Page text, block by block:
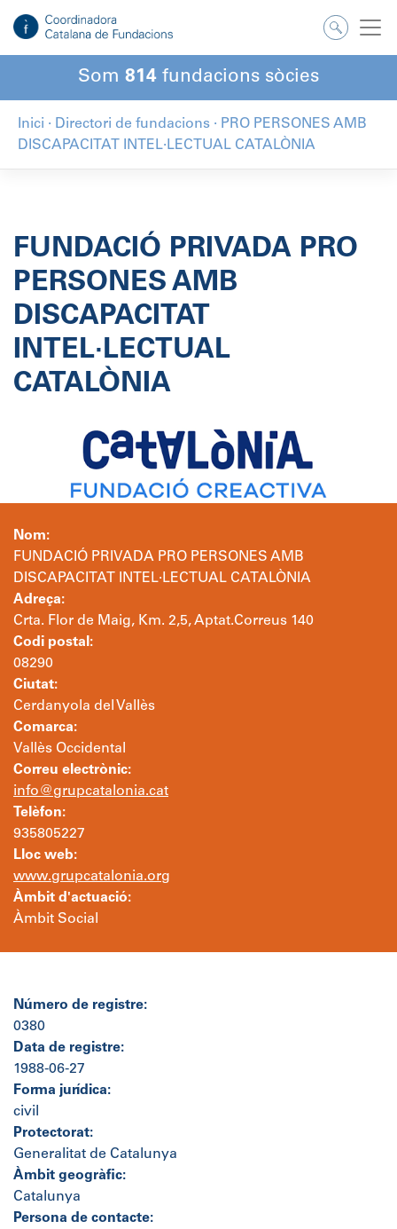
contingut
Som 814 fundacions sòcies
Inici · Directori de fundacions · PRO PERSONES AMB
DISCAPACITAT INTEL·LECTUAL CATALÒNIA
FUNDACIÓ PRIVADA PRO
PERSONES AMB
DISCAPACITAT
INTEL·LECTUAL
CATALÒNIA
Nom:
FUNDACIÓ PRIVADA PRO PERSONES AMB
DISCAPACITAT INTEL·LECTUAL CATALÒNIA
Adreça:
Crta. Flor de Maig, Km. 2,5, Aptat.Correus 140
Codi postal:
08290
Ciutat:
Cerdanyola del Vallès
Comarca:
Vallès Occidental
Correu electrònic:
info@grupcatalonia.cat
Telèfon:
935805227
Lloc web:
www.grupcatalonia.org
Àmbit d'actuació:
Àmbit Social
Número de registre:
0380
Data de registre:
1988-06-27
Forma jurídica:
civil
Protectorat:
Generalitat de Catalunya
Àmbit geogràfic:
Catalunya
Persona de contacte: